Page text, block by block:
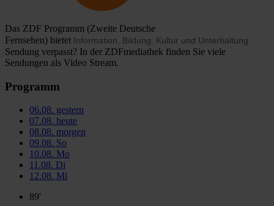
Das ZDF Programm (Zweite Deutsche
Fernsehen) bietet Information, Bildung, Kultur und Unterhaltung.
Sendung verpasst? In der ZDFmediathek finden Sie viele
Sendungen als Video Stream.
Programm
06.08. gestern
07.08. heute
08.08. morgen
09.08. So
10.08. Mo
11.08. Di
12.08. Mi
89'